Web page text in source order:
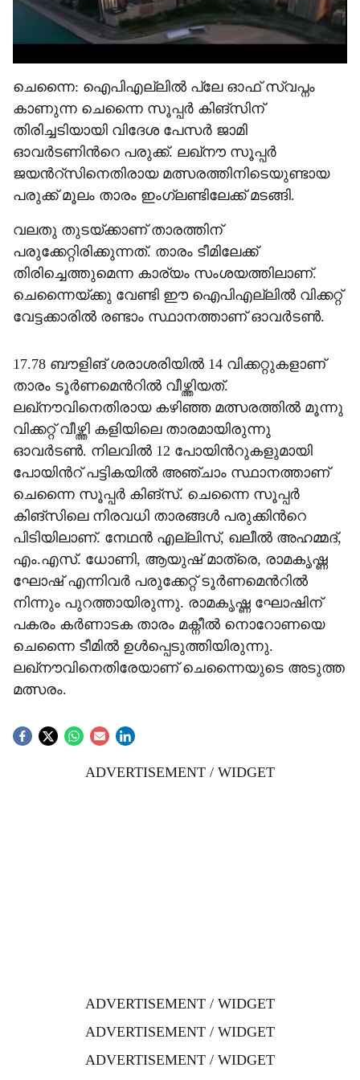
ചെന്നൈ: ഐപിഎല്ലിൽ പ്ലേ ഓഫ് സ്വപ്നം
കാണുന്ന ചെന്നൈ സൂപ്പർ കിങ്സിന്
തിരിച്ചടിയായി വിദേശ പേസർ ജാമി
ഓവർടണിന്‍റെ പരുക്ക്. ലഖ്നൗ സൂപ്പർ
ജയന്‍റ്സിനെതിരായ മത്സരത്തിനിടെയുണ്ടായ
പരുക്ക് മൂലം താരം ഇംഗ്ലണ്ടിലേക്ക് മടങ്ങി.
വലതു തുടയ്ക്കാണ് താരത്തിന്
പരുക്കേറ്റിരിക്കുന്നത്. താരം ടീമിലേക്ക്
തിരിച്ചെത്തുമെന്ന കാര‍്യം സംശയത്തിലാണ്.
ചെന്നൈയ്ക്കു വേണ്ടി ഈ ഐപിഎല്ലിൽ വിക്കറ്റ്
വേട്ടക്കാരിൽ രണ്ടാം സ്ഥാനത്താണ് ഓവർടൺ.
17.78 ബൗളിങ് ശരാശരിയിൽ 14 വിക്കറ്റുകളാണ്
താരം ടൂർണമെന്‍റിൽ വീഴ്ത്തിയത്.
ലഖ്നൗവിനെതിരായ കഴിഞ്ഞ മത്സരത്തിൽ മൂന്നു
വിക്കറ്റ് വീഴ്ത്തി കളിയിലെ താരമായിരുന്നു
ഓവർടൺ. നിലവിൽ 12 പോയിന്‍റുകളുമായി
പോയിന്‍റ് പട്ടികയിൽ അഞ്ചാം സ്ഥാനത്താണ്
ചെന്നൈ സൂപ്പർ കിങ്സ്. ചെന്നൈ സൂപ്പർ
കിങ്സിലെ നിരവധി താരങ്ങൾ പരുക്കിന്‍റെ
പിടിയിലാണ്. നേഥൻ എല്ലിസ്, ഖലീൽ അഹമ്മദ്,
എം.എസ്. ധോണി, ആയുഷ് മാത്രെ, രാമകൃഷ്ണ
ഘോഷ് എന്നിവർ പരുക്കേറ്റ് ടൂർണമെന്‍റിൽ
നിന്നും പുറത്തായിരുന്നു. രാമകൃഷ്ണ ഘോഷിന്
പകരം കർണാടക താരം മക്നീൽ നൊറോണയെ
ചെന്നൈ ടീമിൽ ഉൾപ്പെടുത്തിയിരുന്നു.
ലഖ്നൗവിനെതിരേയാണ് ചെന്നൈയുടെ അടുത്ത
മത്സരം.
ADVERTISEMENT / WIDGET
ADVERTISEMENT / WIDGET
ADVERTISEMENT / WIDGET
ADVERTISEMENT / WIDGET